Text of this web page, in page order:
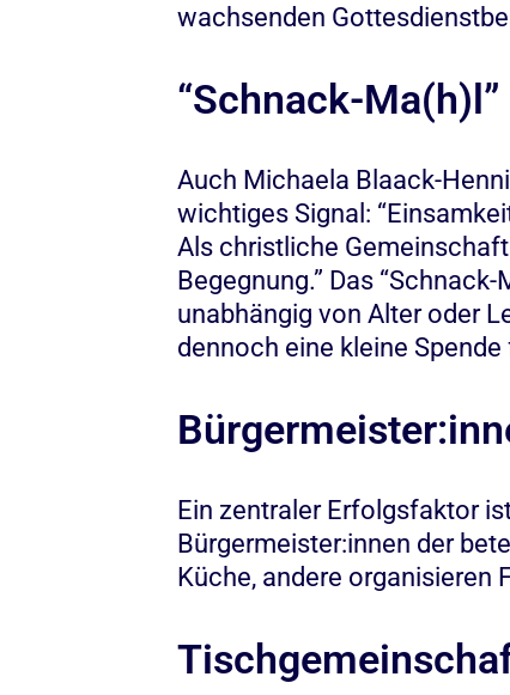
wachsenden
“Schnack-
Auch Michaela Blaack-
wichtiges Signal:
Als christliche
Begegnung.” Das
unabhängig von Alter oder
dennoch eine kleine
Ein zentraler Erfolgsfaktor
Bürgermeister:innen der
Küche, andere organisieren